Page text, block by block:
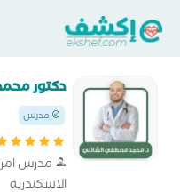
دكتور
مدرس
مدرس
الاسكندرية